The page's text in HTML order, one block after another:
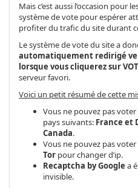
Mais c’est aussi l’occasion pour
système de vote pour espérer
profiter du trafic du site durant
Le système de vote du site a
automatiquement redirigé
lorsque vous cliquerez sur
serveur favori.
Voici un petit résumé de cette
Vous ne pouvez pas
pays suivants: France et
Canada.
Vous ne pouvez pas
Tor pour changer d’ip.
Recaptcha by Google a
invisible.